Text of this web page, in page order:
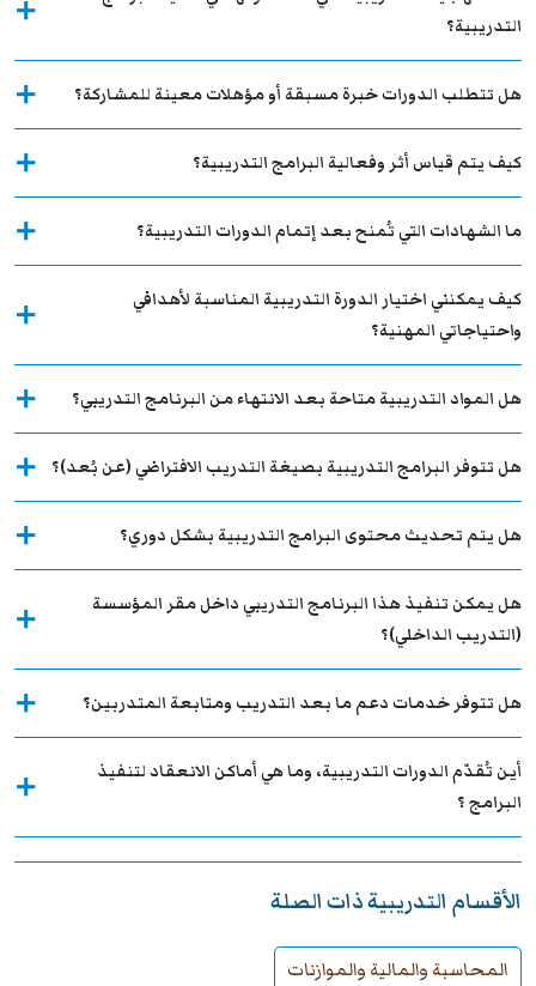
التدريبية؟
هل تتطلب الدورات خبرة مسبقة أو مؤهلات معينة للمشاركة؟
كيف يتم قياس أثر وفعالية البرامج التدريبية؟
ما الشهادات التي تُمنح بعد إتمام الدورات التدريبية؟
كيف يمكنني اختيار الدورة التدريبية المناسبة لأهدافي
واحتياجاتي المهنية؟
هل المواد التدريبية متاحة بعد الانتهاء من البرنامج التدريبي؟
هل تتوفر البرامج التدريبية بصيغة التدريب الافتراضي (عن بُعد)؟
هل يتم تحديث محتوى البرامج التدريبية بشكل دوري؟
هل يمكن تنفيذ هذا البرنامج التدريبي داخل مقر المؤسسة
(التدريب الداخلي)؟
هل تتوفر خدمات دعم ما بعد التدريب ومتابعة المتدربين؟
أين تُقدّم الدورات التدريبية، وما هي أماكن الانعقاد لتنفيذ
البرامج ؟
الأقسام التدريبية ذات الصلة
المحاسبة والمالية والموازنات